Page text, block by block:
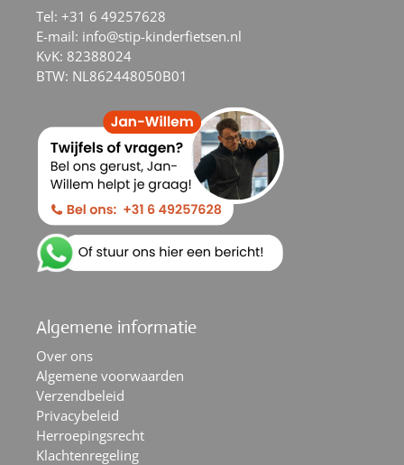
Tel: +31 6 49257628
E-mail: info@stip-kinderfietsen.nl
KvK: 82388024
BTW: NL862448050B01
Algemene informatie
Over ons
Algemene voorwaarden
Verzendbeleid
Privacybeleid
Herroepingsrecht
Klachtenregeling